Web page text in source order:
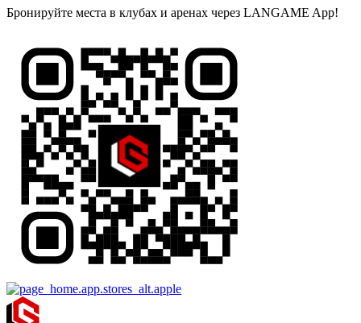
Бронируйте места в клубах и аренах через LANGAME App!